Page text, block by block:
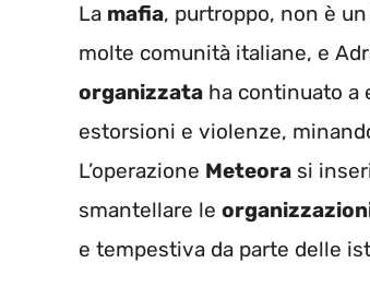
La mafia, purtroppo, non è
molte comunità italiane, e
organizzata ha continuato a
estorsioni e violenze,
L’operazione Meteora si
smantellare le
e tempestiva da parte delle